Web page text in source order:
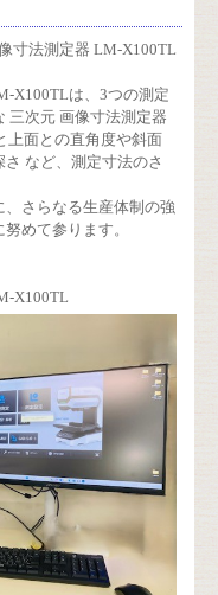
寸法測定器 LM-X100TL
X100TLは、3つの測定
三次元 画像寸法測定器
上面との直角度や斜面
など、測定寸法のさ
さらなる生産体制の強
めて参ります。
X100TL